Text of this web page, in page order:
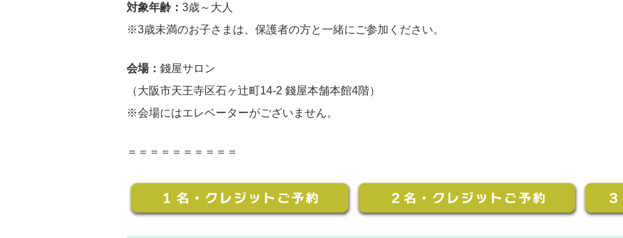
対象年齢： 3歳～大人
※3歳未満のお子さまは、保護者の方と一緒にご参加ください。
会場： 錢屋サロン
（大阪市天王寺区石ヶ辻町14-2 錢屋本舗本館4階）
※会場にはエレベーターがございません。
＝＝＝＝＝＝＝＝＝＝